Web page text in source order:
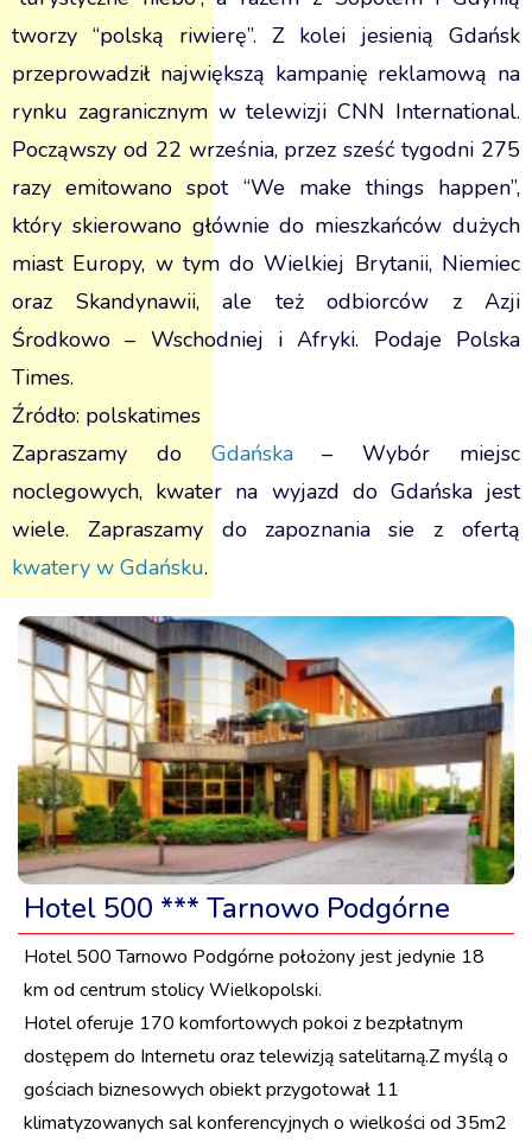
tworzy “polską riwierę”. Z kolei jesienią Gdańsk
przeprowadził największą kampanię reklamową na
rynku zagranicznym w telewizji CNN International.
Począwszy od 22 września, przez sześć tygodni 275
razy emitowano spot “We make things happen”,
który skierowano głównie do mieszkańców dużych
miast Europy, w tym do Wielkiej Brytanii, Niemiec
oraz Skandynawii, ale też odbiorców z Azji
Środkowo – Wschodniej i Afryki. Podaje Polska
Times.
Źródło: polskatimes
Zapraszamy do Gdańska– Wybór miejsc
noclegowych, kwater na wyjazd do Gdańska jest
wiele. Zapraszamy do zapoznania sie z ofertą
kwatery w Gdańsku.
Hotel 500 *** Tarnowo Podgórne
Hotel 500 Tarnowo Podgórne położony jest jedynie 18
km od centrum stolicy Wielkopolski.
Hotel oferuje 170 komfortowych pokoi z bezpłatnym
dostępem do Internetu oraz telewizją satelitarną.Z myślą o
gościach biznesowych obiekt przygotował 11
klimatyzowanych sal konferencyjnych o wielkości od 35m2